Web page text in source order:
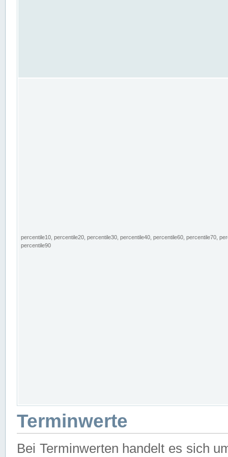
percentile10, percentile20, percentile30, percentile40, percentile60, percentile70,
percentile90
Terminwerte
Bei Terminwerten handelt es sich